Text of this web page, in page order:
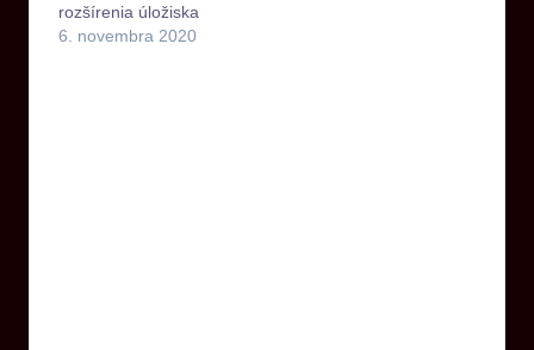
rozšírenia úložiska
6. novembra 2020